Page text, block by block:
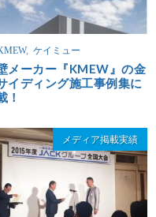
, ケイミュー
メーカー『KMEW』の金
イディング施工事例集に
！
メディア掲載実績